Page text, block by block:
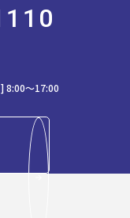
8:00〜17:00